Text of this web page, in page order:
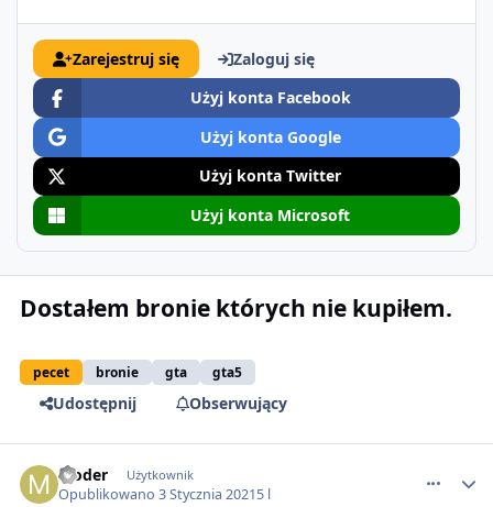
Zarejestruj się
Zaloguj się
Użyj konta Facebook
Użyj konta Google
Użyj konta Twitter
Użyj konta Microsoft
Dostałem bronie których nie kupiłem.
pecet bronie gta gta5
Udostępnij Obserwujący
Moder Użytkownik
Opublikowano3 Stycznia 20215 l